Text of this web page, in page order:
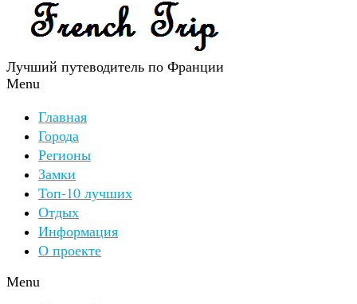
Лучший путеводитель по Франции
Menu
Главная
Города
Регионы
Замки
Топ-10 лучших
Отдых
Информация
О проекте
Menu